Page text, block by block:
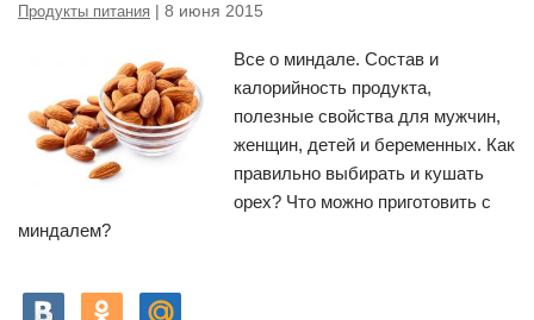
Продукты питания | 8 июня 2015
Все о миндале. Состав и
калорийность продукта,
полезные свойства для мужчин,
женщин, детей и беременных. Как
правильно выбирать и кушать
орех? Что можно приготовить с
миндалем?